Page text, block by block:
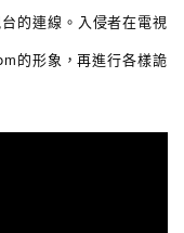
的連線。入侵者在電視
的形象，再進行各樣詭